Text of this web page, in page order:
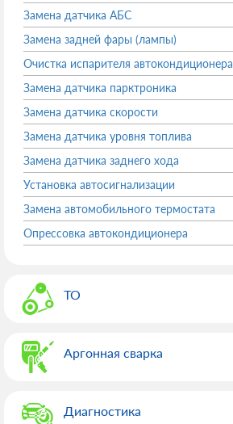
Замена датчика АБС
Замена задней фары (лампы)
Очистка испарителя автокондиционера
Замена датчика парктроника
Замена датчика скорости
Замена датчика уровня топлива
Замена датчика заднего хода
Установка автосигнализации
Замена автомобильного термостата
Опрессовка автокондиционера
ТО
Аргонная сварка
Диагностика